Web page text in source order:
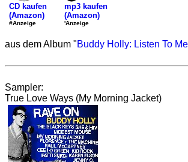
CD kaufen
(Amazon)
#Anzeige
mp3 kaufen
(Amazon)
'Anzeige
aus dem Album "Buddy Holly: Listen To Me
Sampler:
True Love Ways (My Morning Jacket)